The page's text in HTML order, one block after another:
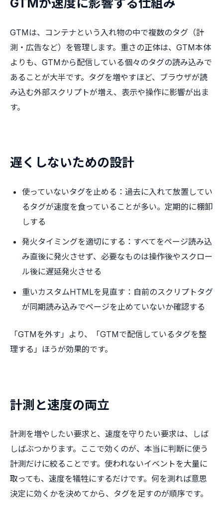
GTMが速度に影響する仕組み
GTMは、コンテナという入れ物の中で複数のタグ（計
測・広告など）を管理します。重さの正体は、GTM本体
よりも、GTMから配信している個々のタグの読み込みで
あることが大半です。タグを増やすほど、ブラウザが読
み込む外部スクリプトが増え、表示や操作に影響が出ま
す。
遅くしないための設計
使っていないタグを止める：過去に入れて放置してい
るタグが速度を食っていることが多い。定期的に棚卸
しする
発火タイミングを適切にする：すべてをページ読み込
み直後に発火させず、必要なものは操作後やスクロー
ル後に遅延発火させる
重いカスタムHTMLを見直す：自前のスクリプトタグ
が同期読み込みでページを止めていないか確認する
「GTMを外す」より、「GTMで配信しているタグを整
理する」ほうが効果的です。
計測と速度の両立
計測を増やしたい要求と、速度を守りたい要求は、しば
しばぶつかります。ここで効くのが、本当に判断に使う
計測だけに絞ることです。使われないイベントを大量に
取っても、速度を犠牲にするだけです。何を測れば意思
決定に効くかを決めてから、タグを足すのが順序です。